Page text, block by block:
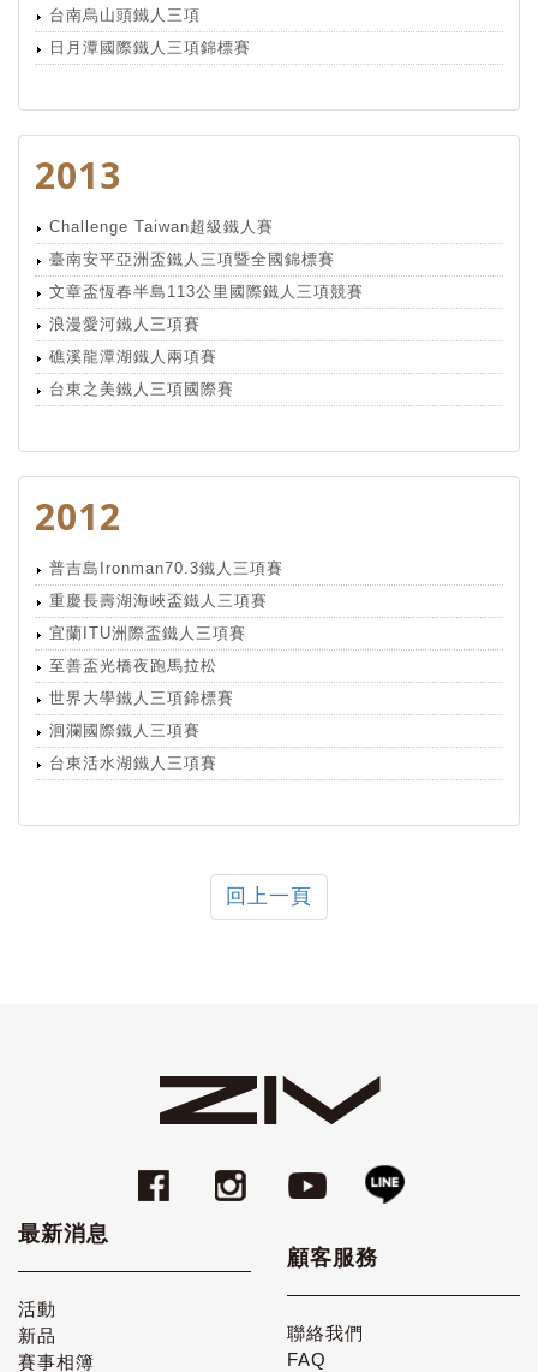
台南烏山頭鐵人三項
日月潭國際鐵人三項錦標賽
2013
Challenge Taiwan超級鐵人賽
臺南安平亞洲盃鐵人三項暨全國錦標賽
文章盃恆春半島113公里國際鐵人三項競賽
浪漫愛河鐵人三項賽
礁溪龍潭湖鐵人兩項賽
台東之美鐵人三項國際賽
2012
普吉島Ironman70.3鐵人三項賽
重慶長壽湖海峽盃鐵人三項賽
宜蘭ITU洲際盃鐵人三項賽
至善盃光橋夜跑馬拉松
世界大學鐵人三項錦標賽
洄瀾國際鐵人三項賽
台東活水湖鐵人三項賽
回上一頁
最新消息
活動
新品
賽事相簿
顧客服務
聯絡我們
FAQ